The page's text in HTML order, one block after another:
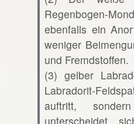
Regenbogen-
ebenfalls ein
weniger
und Fremdstoffen.
(3) gelber
Labradorit-
auftritt,
unterscheidet